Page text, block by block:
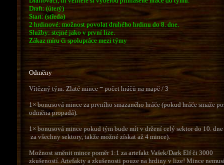
Draft: (úterý)
Start: (středa)
2 hrdinové: možnost povolat druhého hrdinu do 8. dne.
Služby: stejné jako v první lize.
Zákaz míru či spolupráce mezi týmy
Odměny
Vítězný tým: Zlaté mince = počet hráčů na mapě / 3
1× bonusová mince za prvního smazaného hráče (pokud hráče smaže
odměna propadá).
1× bonusová mince pokud tým bude mít v držení celý sektor do 10.
za všechny sektory, takže možné získat až 4 mince).
Možnost směnit mince poměr 1:1 za artefakt Vašek/Dark Elf či 3000
zkušeností. Artefakty a zkušenosti pouze na hrdiny v lize! Mince